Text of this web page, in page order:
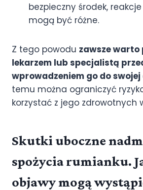
bezpieczny środek,
mogą być różne.
Z tego powodu zawsze warto
lekarzem lub specjalistą
wprowadzeniem go do
temu można ograniczyć
korzystać z jego zdrowotnych
Skutki uboczne
spożycia rumianku.
objawy mogą